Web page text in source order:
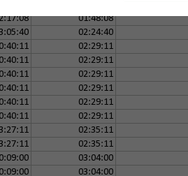
01:48:08
02:24:40
02:29:11
02:29:11
02:29:11
02:29:11
02:29:11
02:29:11
02:35:11
02:35:11
03:04:00
03:04:00